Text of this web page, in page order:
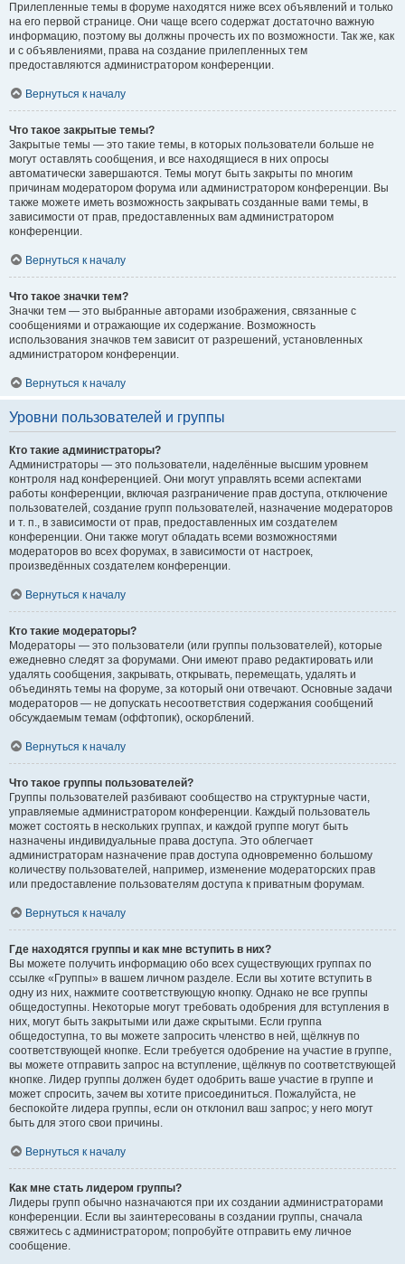
Прилепленные темы в форуме находятся ниже всех объявлений и только
на его первой странице. Они чаще всего содержат достаточно важную
информацию, поэтому вы должны прочесть их по возможности. Так же, как
и с объявлениями, права на создание прилепленных тем
предоставляются администратором конференции.
Вернуться к началу
Что такое закрытые темы?
Закрытые темы — это такие темы, в которых пользователи больше не
могут оставлять сообщения, и все находящиеся в них опросы
автоматически завершаются. Темы могут быть закрыты по многим
причинам модератором форума или администратором конференции. Вы
также можете иметь возможность закрывать созданные вами темы, в
зависимости от прав, предоставленных вам администратором
конференции.
Вернуться к началу
Что такое значки тем?
Значки тем — это выбранные авторами изображения, связанные с
сообщениями и отражающие их содержание. Возможность
использования значков тем зависит от разрешений, установленных
администратором конференции.
Вернуться к началу
Уровни пользователей и группы
Кто такие администраторы?
Администраторы — это пользователи, наделённые высшим уровнем
контроля над конференцией. Они могут управлять всеми аспектами
работы конференции, включая разграничение прав доступа, отключение
пользователей, создание групп пользователей, назначение модераторов
и т. п., в зависимости от прав, предоставленных им создателем
конференции. Они также могут обладать всеми возможностями
модераторов во всех форумах, в зависимости от настроек,
произведённых создателем конференции.
Вернуться к началу
Кто такие модераторы?
Модераторы — это пользователи (или группы пользователей), которые
ежедневно следят за форумами. Они имеют право редактировать или
удалять сообщения, закрывать, открывать, перемещать, удалять и
объединять темы на форуме, за который они отвечают. Основные задачи
модераторов — не допускать несоответствия содержания сообщений
обсуждаемым темам (оффтопик), оскорблений.
Вернуться к началу
Что такое группы пользователей?
Группы пользователей разбивают сообщество на структурные части,
управляемые администратором конференции. Каждый пользователь
может состоять в нескольких группах, и каждой группе могут быть
назначены индивидуальные права доступа. Это облегчает
администраторам назначение прав доступа одновременно большому
количеству пользователей, например, изменение модераторских прав
или предоставление пользователям доступа к приватным форумам.
Вернуться к началу
Где находятся группы и как мне вступить в них?
Вы можете получить информацию обо всех существующих группах по
ссылке «Группы» в вашем личном разделе. Если вы хотите вступить в
одну из них, нажмите соответствующую кнопку. Однако не все группы
общедоступны. Некоторые могут требовать одобрения для вступления в
них, могут быть закрытыми или даже скрытыми. Если группа
общедоступна, то вы можете запросить членство в ней, щёлкнув по
соответствующей кнопке. Если требуется одобрение на участие в группе,
вы можете отправить запрос на вступление, щёлкнув по соответствующей
кнопке. Лидер группы должен будет одобрить ваше участие в группе и
может спросить, зачем вы хотите присоединиться. Пожалуйста, не
беспокойте лидера группы, если он отклонил ваш запрос; у него могут
быть для этого свои причины.
Вернуться к началу
Как мне стать лидером группы?
Лидеры групп обычно назначаются при их создании администраторами
конференции. Если вы заинтересованы в создании группы, сначала
свяжитесь с администратором; попробуйте отправить ему личное
сообщение.